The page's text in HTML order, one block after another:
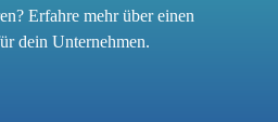
Erfahre mehr über einen
dein Unternehmen.